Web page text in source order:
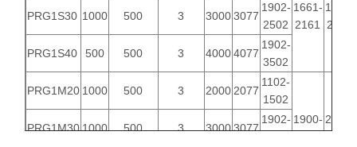
1661-
2161
1822-
2322
PRG1S30 1000 500 3 30003077
1902-
2502
PRG1S40 500 500 3 40004077
1902-
3502
PRG1M20 1000 500 3 20002077
1102-
1502
1900- 2061-
PRG1M301000 500 3 30003077
1902-